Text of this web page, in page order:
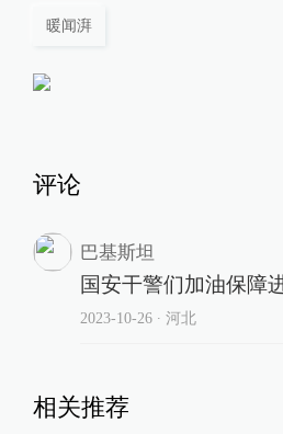
暖闻湃
评论
巴基斯坦
国安干警们加油保障
2023-10-26∙ 河北
相关推荐